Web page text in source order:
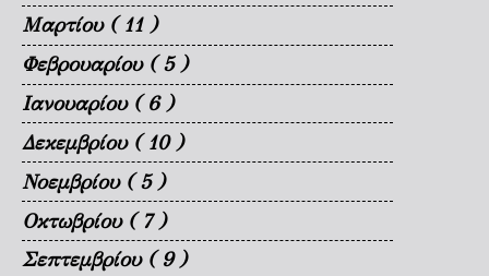
Μαρτίου ( 11 )
Φεβρουαρίου ( 5 )
Ιανουαρίου ( 6 )
Δεκεμβρίου ( 10 )
Νοεμβρίου ( 5 )
Οκτωβρίου ( 7 )
Σεπτεμβρίου ( 9 )